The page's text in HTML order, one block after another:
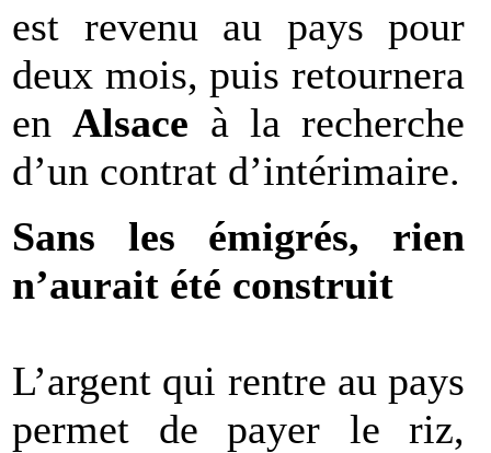
est revenu au pays pour
deux mois, puis retournera
enAlsace à la recherche
d’un contrat d’intérimaire.
Sans les émigrés, rien
n’aurait été construit
L’argent qui rentre au pays
permet de payer le riz,